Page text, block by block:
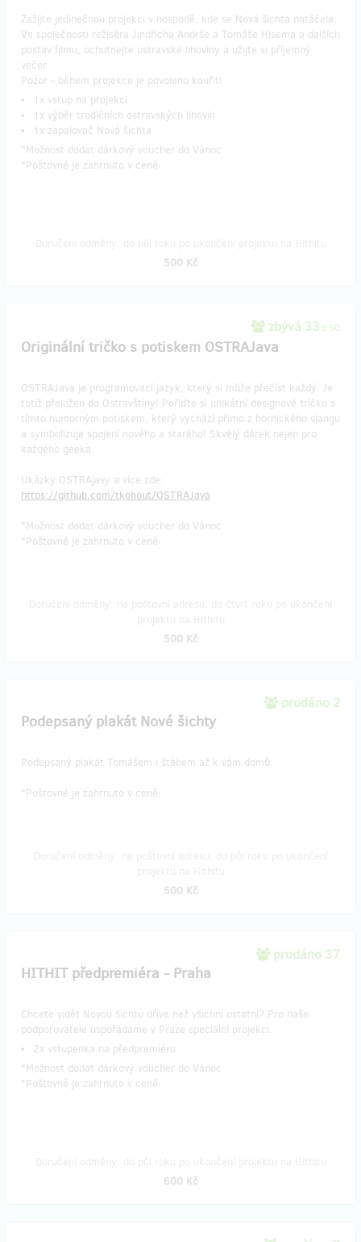
Zažijte jedinečnou projekci v hospodě, kde se Nová šichta natáčela.
Ve společnosti režiséra Jindřicha Andrše a Tomáše Hisema a dalších
postav filmu, ochutnejte ostravské lihoviny a užijte si příjemný
večer.
Pozor - během projekce je povoleno kouřit!
1x vstup na projekci
1x výběr tradičních ostravských lihovin
1x zapalovač Nová šichta
*Možnost dodat dárkový voucher do Vánoc
​*Poštovné je zahrnuto v ceně
500 Kč
zbývá 33 z 50
Originální tričko s potiskem OSTRAJava
OSTRAJava je programovací jazyk, který si může přečíst každý. Je
totiž přeložen do Ostravštiny! Pořiďte si unikátní designové tričko s
tímto humorným potiskem, který vychází přímo z hornického slangu
a symbolizuje spojení nového a starého! Skvělý dárek nejen pro
každého geeka.
Ukázky OSTRAjavy a více zde:
https://github.com/tkohout/OSTRAJava
*Možnost dodat dárkový voucher do Vánoc
*Poštovné je zahrnuto v ceně
500 Kč
prodáno 2
Podepsaný plakát Nové šichty
Podepsaný plakát Tomášem i štábem až k vám domů.
*Poštovné je zahrnuto v ceně
500 Kč
prodáno 37
HITHIT předpremiéra - Praha
Chcete vidět Novou šichtu dříve než všichni ostatní? Pro naše
podporovatele uspořádáme v Praze speciální projekci.
​2x vstupenka na předpremiéru
*Možnost dodat dárkový voucher do Vánoc
​*Poštovné je zahrnuto v ceně
600 Kč